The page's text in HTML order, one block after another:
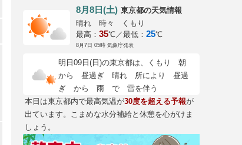
8月8日(土) 東京都の天気情報
晴れ 時々 くもり
最高： 35℃／最低： 25℃
8月7日 05時 気象庁発表
明日09日(日)の東京都は、くもり 朝
から 昼過ぎ 晴れ 所により 昼過
ぎ から 雨 で 雷を伴う
本日は東京都内で最高気温が30度を超える予報が
出ています。こまめな水分補給と休憩を心がけま
しょう。